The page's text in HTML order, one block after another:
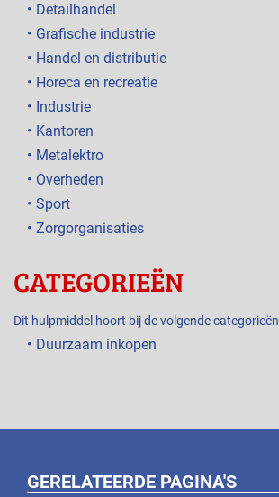
Detailhandel
Grafische industrie
Handel en distributie
Horeca en recreatie
Industrie
Kantoren
Metalektro
Overheden
Sport
Zorgorganisaties
CATEGORIEËN
Dit hulpmiddel hoort bij de volgende categorieën
Duurzaam inkopen
GERELATEERDE PAGINA'S